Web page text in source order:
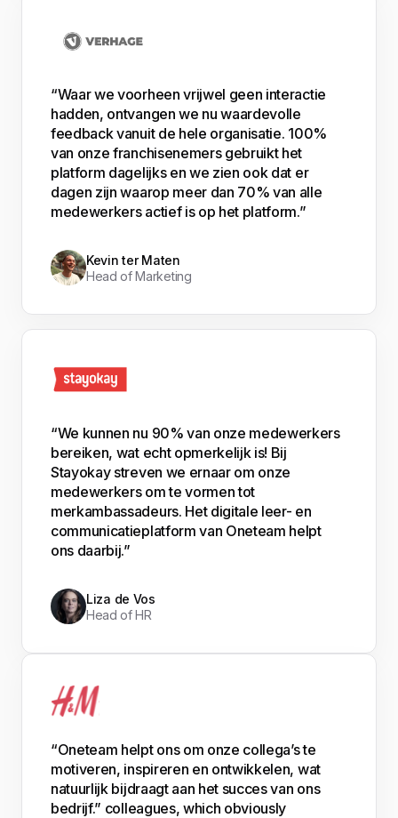
“Waar we voorheen vrijwel geen interactie
hadden, ontvangen we nu waardevolle
feedback vanuit de hele organisatie. 100%
van onze franchisenemers gebruikt het
platform dagelijks en we zien ook dat er
dagen zijn waarop meer dan 70% van alle
medewerkers actief is op het platform.”
Kevin ter Maten
Head of Marketing
“We kunnen nu 90% van onze medewerkers
bereiken, wat echt opmerkelijk is! Bij
Stayokay streven we ernaar om onze
medewerkers om te vormen tot
merkambassadeurs. Het digitale leer- en
communicatieplatform van Oneteam helpt
ons daarbij.”
Liza de Vos
Head of HR
“Oneteam helpt ons om onze collega’s te
motiveren, inspireren en ontwikkelen, wat
natuurlijk bijdraagt aan het succes van ons
bedrijf.” colleagues, which obviously